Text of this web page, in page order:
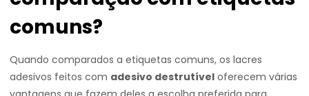
comuns?
Quando comparados a etiquetas comuns, os lacres
adesivos feitos com adesivo destrutível oferecem várias